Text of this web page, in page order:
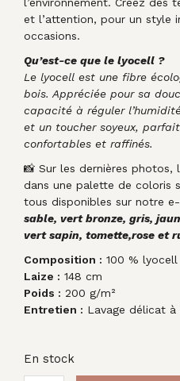
l’environnement. Créez des
et l’attention, pour un style
occasions.
Qu’est-ce que le lyocell ?
Le lyocell est une fibre
bois. Appréciée pour sa
capacité à réguler
et un toucher soyeux,
confortables et raffinés.
📸 Sur les dernières photos,
dans une palette de coloris
tous disponibles sur notre
sable, vert bronze, gris,
vert sapin, tomette,rose et
Composition : 100 % lyocell
Laize : 148 cm
Poids : 200 g/m²
Entretien : Lavage délicat à
En stock